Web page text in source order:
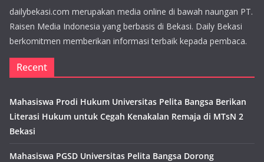
dailybekasi.com merupakan media online di bawah naungan PT.
Raisen Media Indonesia yang berbasis di Bekasi. Daily Bekasi
berkomitmen memberikan informasi terbaik kepada pembaca.
Recent
Mahasiswa Prodi Hukum Universitas Pelita Bangsa Berikan
Literasi Hukum untuk Cegah Kenakalan Remaja di MTsN 2
Bekasi
Mahasiswa PGSD Universitas Pelita Bangsa Dorong